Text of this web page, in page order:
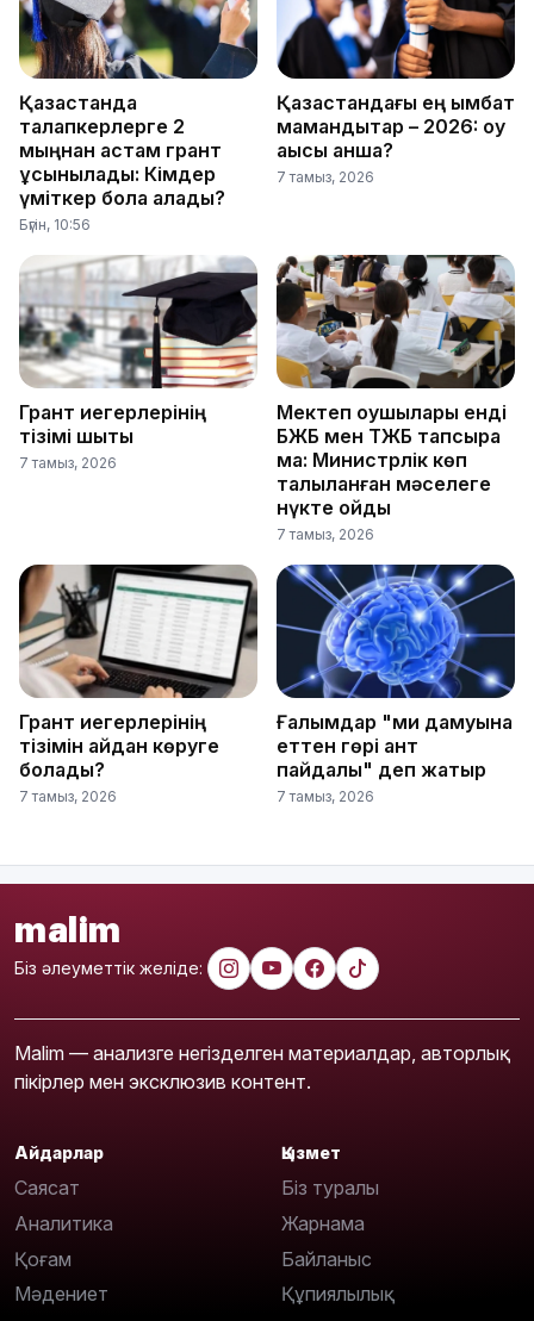
Қазақстанда
талапкерлерге 2
мыңнан астам грант
ұсынылады: Кімдер
үміткер бола алады?
Бүгін, 10:56
Қазақстандағы ең қымбат
мамандықтар – 2026: оқу
ақысы қанша?
7 тамыз, 2026
Грант иегерлерінің
тізімі шықты
7 тамыз, 2026
Мектеп оқушылары енді
БЖБ мен ТЖБ тапсыра
ма: Министрлік көп
талқыланған мәселеге
нүкте қойды
7 тамыз, 2026
Грант иегерлерінің
тізімін қайдан көруге
болады?
7 тамыз, 2026
Ғалымдар "ми дамуына
еттен гөрі қант
пайдалы" деп жатыр
7 тамыз, 2026
malim
Біз әлеуметтік желіде:
Malim — анализге негізделген материалдар, авторлық
пікірлер мен эксклюзив контент.
Айдарлар
Саясат
Аналитика
Қоғам
Мәдениет
Қызмет
Біз туралы
Жарнама
Байланыс
Құпиялылық